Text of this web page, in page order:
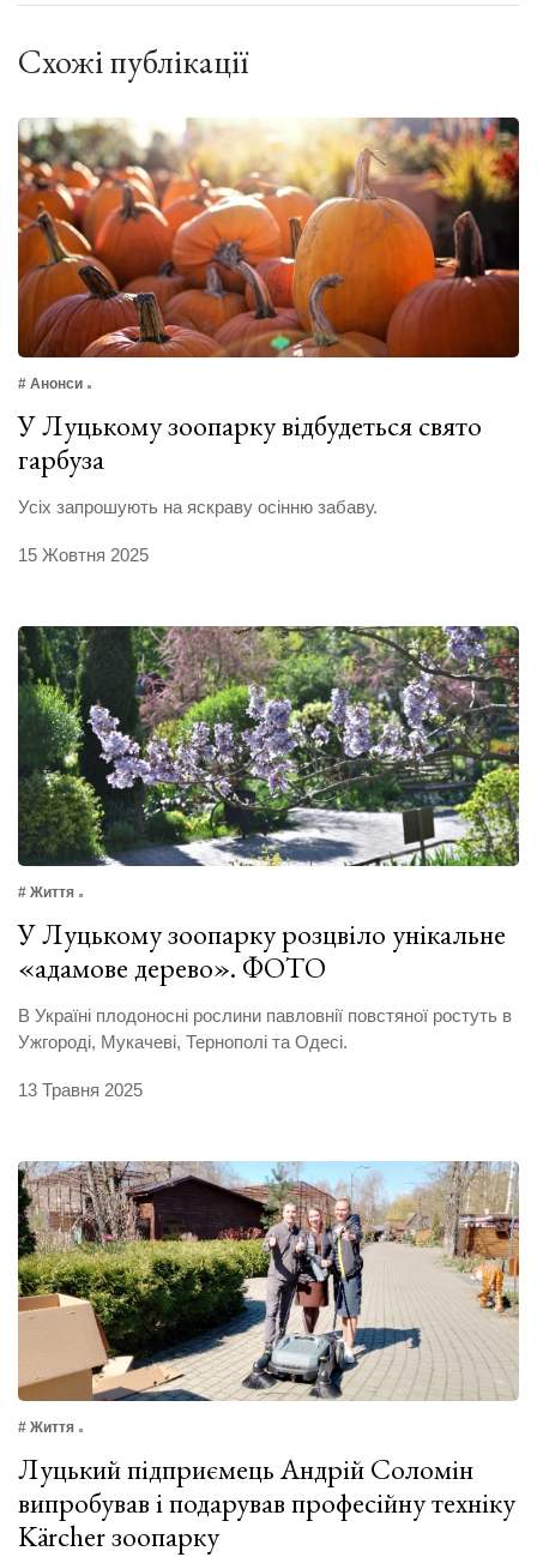
Схожі публікації
# Анонси
У Луцькому зоопарку відбудеться свято
гарбуза
Усіх запрошують на яскраву осінню забаву.
15 Жовтня 2025
# Життя
У Луцькому зоопарку розцвіло унікальне
«адамове дерево». ФОТО
В Україні плодоносні рослини павловнії повстяної ростуть в
Ужгороді, Мукачеві, Тернополі та Одесі.
13 Травня 2025
# Життя
Луцький підприємець Андрій Соломін
випробував і подарував професійну техніку
Kärcher зоопарку